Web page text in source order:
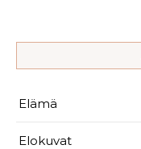
Elämä
Elokuvat